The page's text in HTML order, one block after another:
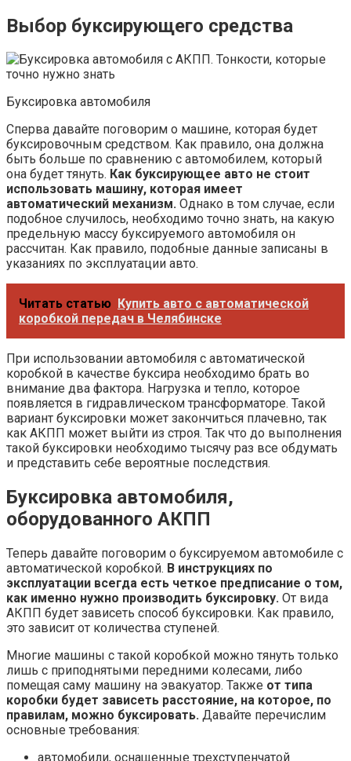
Выбор буксирующего средства
Буксировка автомобиля
Сперва давайте поговорим о машине, которая будет
буксировочным средством. Как правило, она должна
быть больше по сравнению с автомобилем, который
она будет тянуть. Как буксирующее авто не стоит
использовать машину, которая имеет
автоматический механизм. Однако в том случае, если
подобное случилось, необходимо точно знать, на какую
предельную массу буксируемого автомобиля он
рассчитан. Как правило, подобные данные записаны в
указаниях по эксплуатации авто.
Читать статью Купить авто с автоматической
коробкой передач в Челябинске
При использовании автомобиля с автоматической
коробкой в качестве буксира необходимо брать во
внимание два фактора. Нагрузка и тепло, которое
появляется в гидравлическом трансформаторе. Такой
вариант буксировки может закончиться плачевно, так
как АКПП может выйти из строя. Так что до выполнения
такой буксировки необходимо тысячу раз все обдумать
и представить себе вероятные последствия.
Буксировка автомобиля,
оборудованного АКПП
Теперь давайте поговорим о буксируемом автомобиле с
автоматической коробкой. В инструкциях по
эксплуатации всегда есть четкое предписание о том,
как именно нужно производить буксировку. От вида
АКПП будет зависеть способ буксировки. Как правило,
это зависит от количества ступеней.
Многие машины с такой коробкой можно тянуть только
лишь с приподнятыми передними колесами, либо
помещая саму машину на эвакуатор. Также от типа
коробки будет зависеть расстояние, на которое, по
правилам, можно буксировать. Давайте перечислим
основные требования:
автомобили, оснащенные трехступенчатой